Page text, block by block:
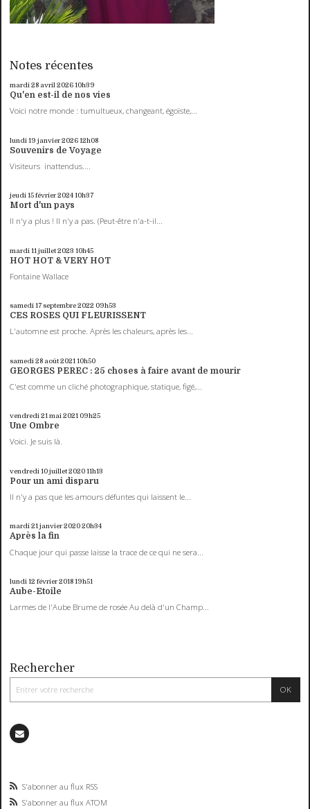
Notes récentes
mardi 28 avril 202610h39
Qu'en est-il de nos vies
Voici notre monde : tumultueux, changeant, égoïste,...
lundi 19 janvier 202612h08
Souvenirs de Voyage
Visiteurs inattendus....
jeudi 15février 202410h37
Mort d'un pays
Il n'y a plus ! Il n'y a pas. (Peut-être n'a-t-il...
mardi 11 juillet 2023 10h45
HOT HOT & VERY HOT
Fontaine Wallace
samedi 17 septembre 2022 09h53
CES ROSES QUI FLEURISSENT
L'automne est proche. Après les chaleurs, après les...
samedi 28 août 2021 10h50
GEORGES PEREC : 25 choses à faire avant de mourir
C'est comme un cliché photographique, statique, figé,...
vendredi 21mai 2021 09h25
Une Ombre
Voici. Je suis là.
vendredi 10juillet 202011h13
Pour un ami disparu
Il n'y a pas que les amours défuntes qui laissent le...
mardi 21janvier 202020h34
Après la fin
Chaque jour qui passe laisse la trace de ce qui ne sera...
lundi 12 février 201819h51
Aube-Etoile
Larmes de l'Aube Brume de rosée Au delà d'un Champ...
Rechercher
S'abonner au flux RSS
S'abonner au flux ATOM